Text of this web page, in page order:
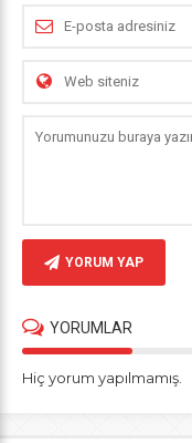
YORUM YAP
YORUMLAR
Hiç yorum yapılmamış.